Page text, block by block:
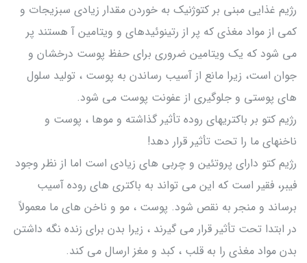
رژیم غذایی مبنی بر کتوژنیک به خوردن مقدار زیادی سبزیجات و
کمی از مواد مغذی که پر از رتینوئیدهای و ویتامین آ هستند پر
می شود که یک ویتامین ضروری برای حفظ پوست درخشان و
جوان است، زیرا مانع از آسیب رساندن به پوست ، تولید سلول
های پوستی و جلوگیری از عفونت پوست می شود.
رژیم کتو بر باکتریهای روده تأثیر گذاشته و موها ، پوست و
ناخنهای ما را تحت تأثیر قرار دهد!
رژیم کتو دارای پروتئین و چربی های زیادی است اما از نظر وجود
فیبر، فقیر است که این می تواند به باکتری های روده آسیب
برساند و منجر به نقص شود. پوست ، مو و ناخن های ما معمولاً
در ابتدا تحت تأثیر قرار می گیرند ، زیرا بدن برای زنده نگه داشتن
بدن مواد مغذی را به قلب ، کبد و مغز ارسال می کند.